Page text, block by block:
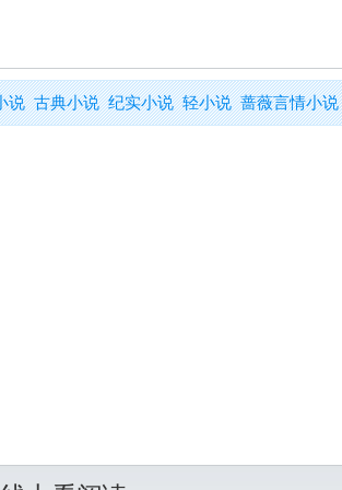
说 古典小说 纪实小说 轻小说 蔷薇言情小说